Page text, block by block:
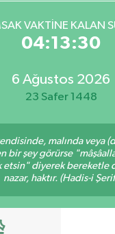
VAKTİNE KALAN
04:13:30
6 Ağustos 2026
23 Safer 1448
malında veya
bir şey görürse
etsin" diyerek bereketle
nazar, haktır. (Hadis-i
Durumu ve